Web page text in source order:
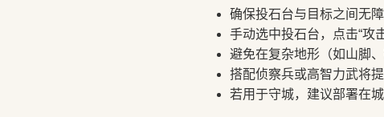
确保投石台与目标之间无障
手动选中投石台，点击“攻
避免在复杂地形（如山脚
搭配侦察兵或高智力武将
若用于守城，建议部署在